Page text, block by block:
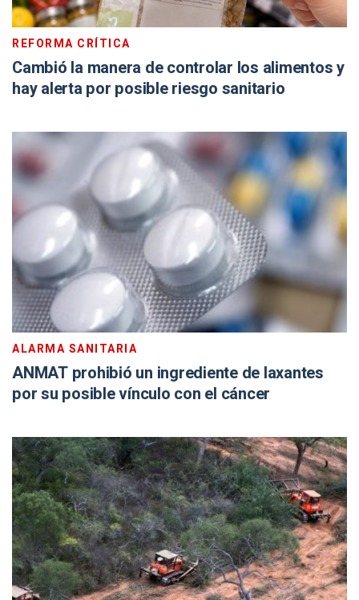
REFORMA CRÍTICA
Cambió la manera de controlar los alimentos y
hay alerta por posible riesgo sanitario
ALARMA SANITARIA
ANMAT prohibió un ingrediente de laxantes
por su posible vínculo con el cáncer